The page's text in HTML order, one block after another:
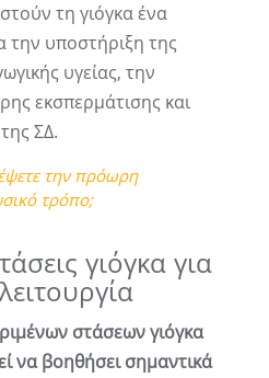
τη γιόγκα ένα
την υποστήριξη της
υγείας, την
εκσπερμάτισης και
ΣΔ.
την πρόωρη
τρόπο;
γιόγκα για
στάσεων γιόγκα
να βοηθήσει σημαντικά